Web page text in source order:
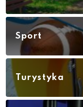
Sport
Turystyka